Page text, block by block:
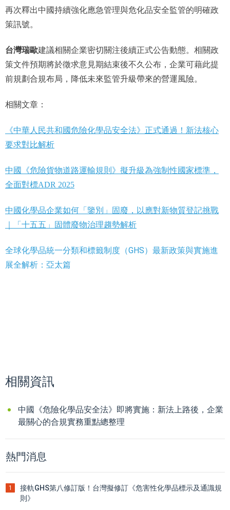
再次釋出中國持續強化應急管理與危化品安全監管的明確政
策訊號。
台灣瑞歐建議相關企業密切關注後續正式公告動態。相關政
策文件預期將於徵求意見期結束後不久公布，企業可藉此提
前規劃合規布局，降低未來監管升級帶來的營運風險。
相關文章：
《中華人民共和國危險化學品安全法》正式通過！新法核心
要求對比解析
中國《危險貨物道路運輸規則》擬升級為強制性國家標準，
全面對標ADR 2025
中國化學品企業如何「鑒別」固廢，以應對新物質登記挑戰
｜「十五五」固體廢物治理趨勢解析
全球化學品統一分類和標籤制度（GHS）最新政策與實施進
展全解析：亞太篇
相關資訊
中國《危險化學品安全法》即將實施：新法上路後，企業
最關心的合規實務重點總整理
熱門消息
1
接軌GHS第八修訂版！台灣擬修訂《危害性化學品標示及通識規
則》